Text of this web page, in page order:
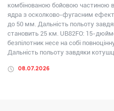
комбінованою бойовою частиною
ядра з осколково-фугасним
до 50 мм. Дальність польоту
становить 25 км. UB82FО: 15-
безпілотник несе на собі
Дальність польоту завдяки
08.07.2026